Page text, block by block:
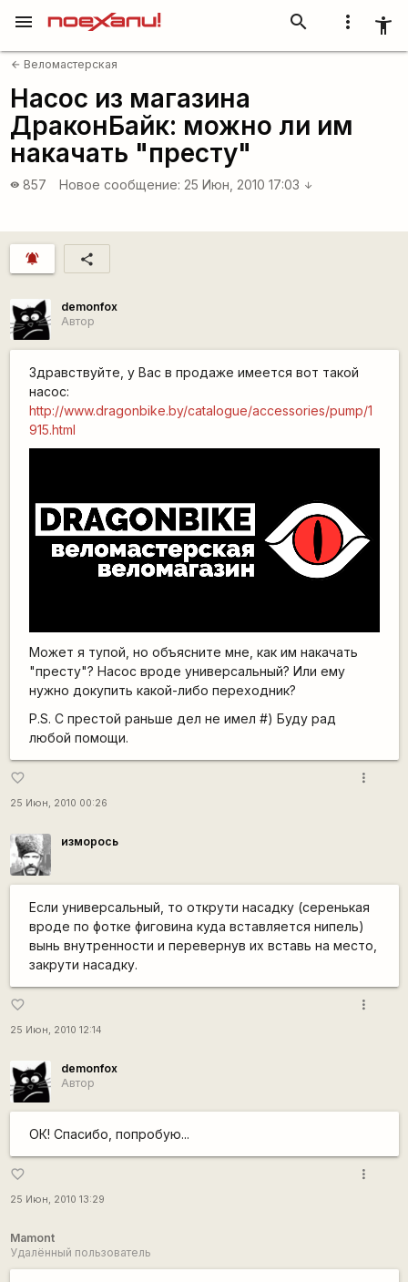
more_vert accessibility_new
search
menu
arrow_back Веломастерская
Насос из магазина
ДраконБайк: можно ли им
накачать "престу"
visibility 857 Новое сообщение: 25 Июн, 2010 17:03 arrow_downward
notifications_active share
demonfox
Автор
Здравствуйте, у Вас в продаже имеется вот такой
насос:
http://www.dragonbike.by/catalogue/accessories/pump/1
915.html
Может я тупой, но объясните мне, как им накачать
"престу"? Насос вроде универсальный? Или ему
нужно докупить какой-либо переходник?
P.S. С престой раньше дел не имел #) Буду рад
любой помощи.
favorite_border
25 Июн, 2010 00:26
more_vert
изморось
Если универсальный, то открути насадку (серенькая
вроде по фотке фиговина куда вставляется нипель)
вынь внутренности и перевернув их вставь на место,
закрути насадку.
favorite_border
25 Июн, 2010 12:14
more_vert
demonfox
Автор
ОК! Спасибо, попробую...
favorite_border
25 Июн, 2010 13:29
more_vert
Mamont
Удалённый пользователь